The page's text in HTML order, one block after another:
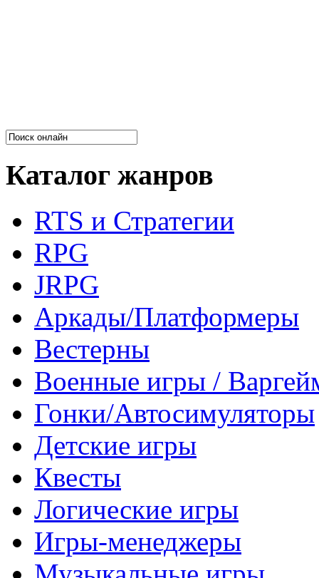
Каталог жанров
RTS и Стратегии
RPG
JRPG
Аркады/Платформеры
Вестерны
Военные игры /
Гонки/Автосимуляторы
Детские игры
Квесты
Логические игры
Игры-менеджеры